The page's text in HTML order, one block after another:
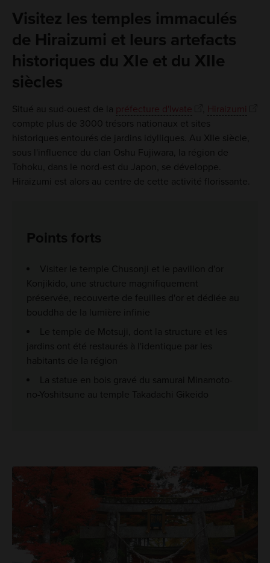
Visitez les temples immaculés
de Hiraizumi et leurs artefacts
historiques du XIe et du XIIe
siècles
Situé au sud-ouest de la préfecture d'Iwate
Hiraizumi
compte plus de 3000 trésors nationaux et sites
historiques entourés de jardins idylliques. Au XIIe siècle,
sous l'influence du clan Oshu Fujiwara, la région de
Tohoku, dans le nord-est du Japon, se développe.
Hiraizumi est alors au centre de cette activité florissante.
Points forts
Visiter le temple Chusonji et le pavillon d'or
Konjikido, une structure magnifiquement
préservée, recouverte de feuilles d'or et dédiée au
bouddha de la lumière infinie
Le temple de Motsuji, dont la structure et les
jardins ont été restaurés à l'identique par les
habitants de la région
La statue en bois gravé du samurai Minamoto-
no-Yoshitsune au temple Takadachi Gikeido